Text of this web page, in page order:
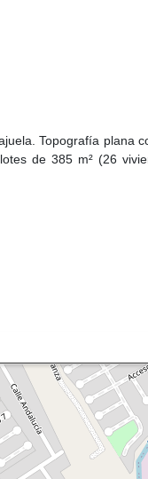
Topografía plana
de 385 m² (26